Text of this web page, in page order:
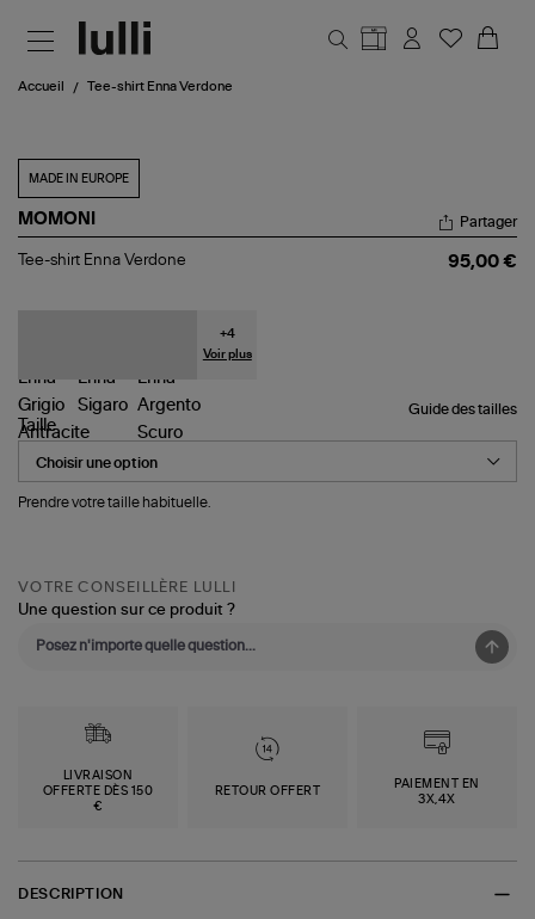
Accueil Tee-shirt Enna Verdone
MADE IN EUROPE
MOMONI
Tee-
Partager
Tee-shirt Enna Verdone 95,00 €
+4
Voir plus
Guide des tailles
Taille
Prendre votre taille habituelle.
VOTRE CONSEILLÈRE LULLI
Une question sur ce produit ?
LIVRAISON
OFFERTE DÈS 150
€
RETOUR OFFERT
PAIEMENT EN
3X,4X
DESCRIPTION